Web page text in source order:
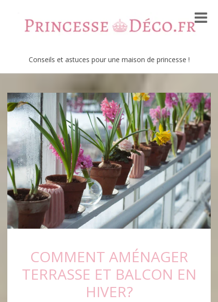
Conseils et astuces pour une maison de princesse !
COMMENT AMÉNAGER
TERRASSE ET BALCON EN
HIVER?